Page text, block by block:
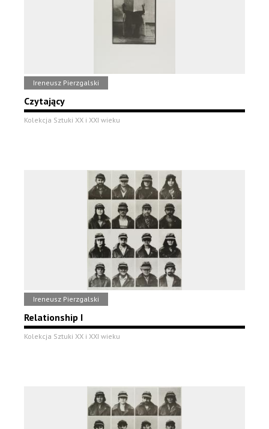
Ireneusz Pierzgalski
Czytający
Kolekcja Sztuki XX i XXI wieku
Ireneusz Pierzgalski
Relationship I
Kolekcja Sztuki XX i XXI wieku